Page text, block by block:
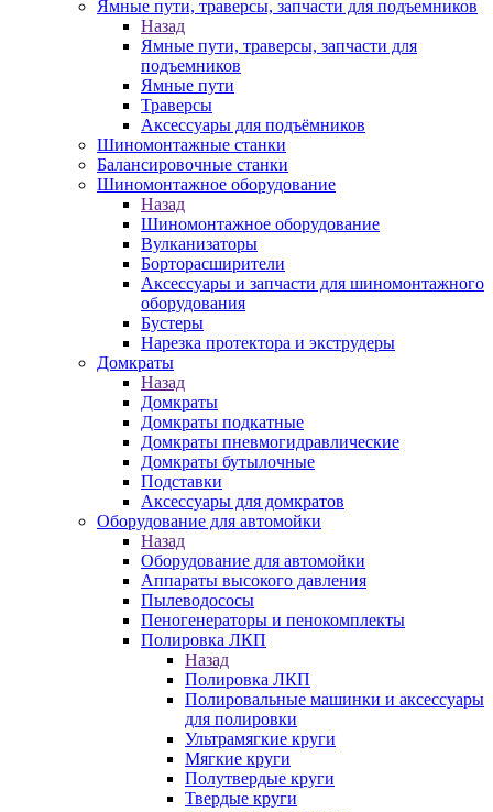
Ямные пути, траверсы, запчасти для подъемников
Назад
Ямные пути, траверсы, запчасти для
подъемников
Ямные пути
Траверсы
Аксессуары для подъёмников
Шиномонтажные станки
Балансировочные станки
Шиномонтажное оборудование
Назад
Шиномонтажное оборудование
Вулканизаторы
Борторасширители
Аксессуары и запчасти для шиномонтажного
оборудования
Бустеры
Нарезка протектора и экструдеры
Домкраты
Назад
Домкраты
Домкраты подкатные
Домкраты пневмогидравлические
Домкраты бутылочные
Подставки
Аксессуары для домкратов
Оборудование для автомойки
Назад
Оборудование для автомойки
Аппараты высокого давления
Пылеводососы
Пеногенераторы и пенокомплекты
Полировка ЛКП
Назад
Полировка ЛКП
Полировальные машинки и аксессуары
для полировки
Ультрамягкие круги
Мягкие круги
Полутвердые круги
Твердые круги